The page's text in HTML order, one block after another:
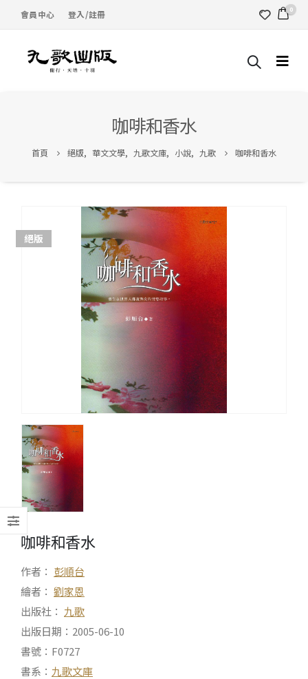
會員中心 登入/註冊 0
咖啡和香水
首頁 絕版, 華文文學, 九歌文庫, 小說, 九歌 咖啡和香水
絕版
咖啡和香水
作者： 彭順台
繪者： 劉家恩
出版社： 九歌
出版日期：2005-06-10
書號：F0727
書系： 九歌文庫